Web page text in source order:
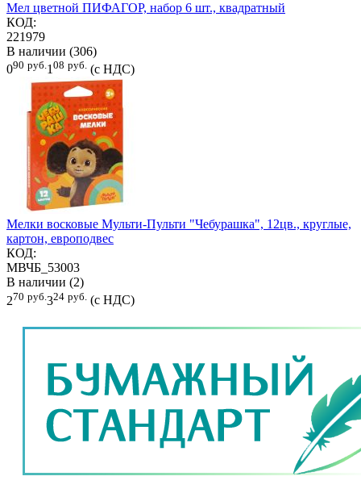
Мел цветной ПИФАГОР, набор 6 шт., квадратный
КОД:
221979
В наличии (306)
090 руб.1 08 руб. (с НДС)
Мелки восковые Мульти-Пульти "Чебурашка", 12цв., круглые,
картон, европодвес
КОД:
МВЧБ_53003
В наличии (2)
270 руб. 324 руб. (с НДС)